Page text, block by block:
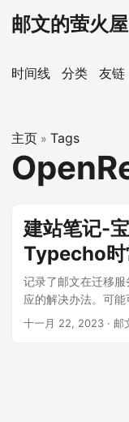
邮文的萤火屋
时间线 分类 友链
主页 » Tags
建站笔记-
Typecho时
记录了邮文在迁移
应的解决办法。可能
十一月 22, 2023 · 邮